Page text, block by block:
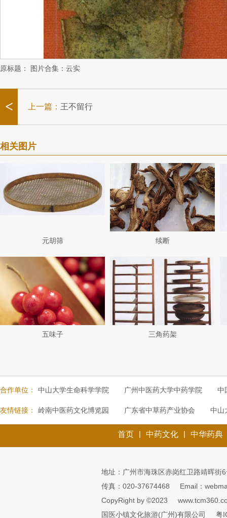
原标题： 图片合集：云实
< 上一篇： 王不留行
相关图片
元胡筛 续断
五味子 三角药架
合作单位： 中山大学生命科学学院 广州中医药大学中药学院 中
友情链接： 岭南中医药文化博览园 广东省中草药产业协会 中山
首页 | 中药文化 | 中华药典
地址：广州市海珠区赤岗红卫路靖晖街
传真：020-37674468
Email：
CopyRight by ©2023
国医小镇文化旅游(广州)有限公司
粤